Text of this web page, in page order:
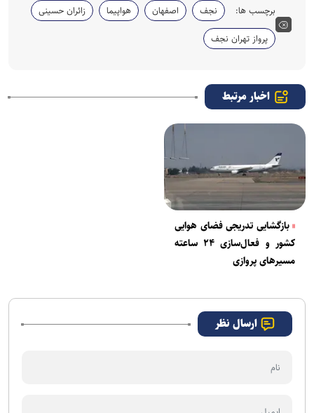
برچسب ها: نجف اصفهان هواپیما
زائران حسینی
پرواز تهران نجف
اخبار مرتبط
بازگشایی تدریجی فضای هوایی
کشور و فعال‌سازی ۲۴ ساعته
مسیرهای پروازی
ارسال نظر